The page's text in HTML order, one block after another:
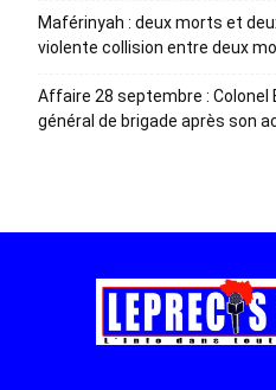
Maférinyah : deux morts et
violente collision entre deux
Affaire 28 septembre : Colonel
général de brigade après son